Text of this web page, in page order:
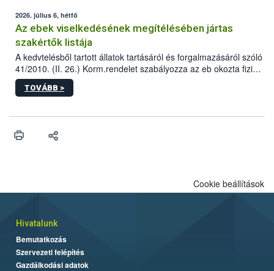
2026. július 6, hétfő
Az ebek viselkedésének megítélésében jártas
szakértők listája
A kedvtelésből tartott állatok tartásáról és forgalmazásáról szóló
41/2010. (II. 26.) Korm.rendelet szabályozza az eb okozta fizikai
sérülés, illetve ennek veszélye keletkezésekor felmerülő
hatósági feladatokat, valamint a veszélyes eb tartását és annak
vonni az ebek viselkedésének megítélésében jártas szakértőt.
TOVÁBB >
Cookie beállítások
Hivatalunk
Bemutatkozás
Szervezeti felépítés
Gazdálkodási adatok